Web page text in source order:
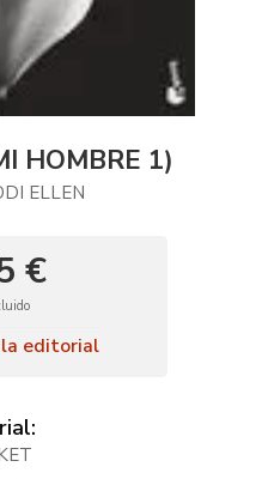
HOMBRE 1)
ELLEN
€
editorial